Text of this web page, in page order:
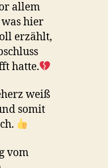
allem
hier
erzählt,
hatte.
weiß
somit
vom